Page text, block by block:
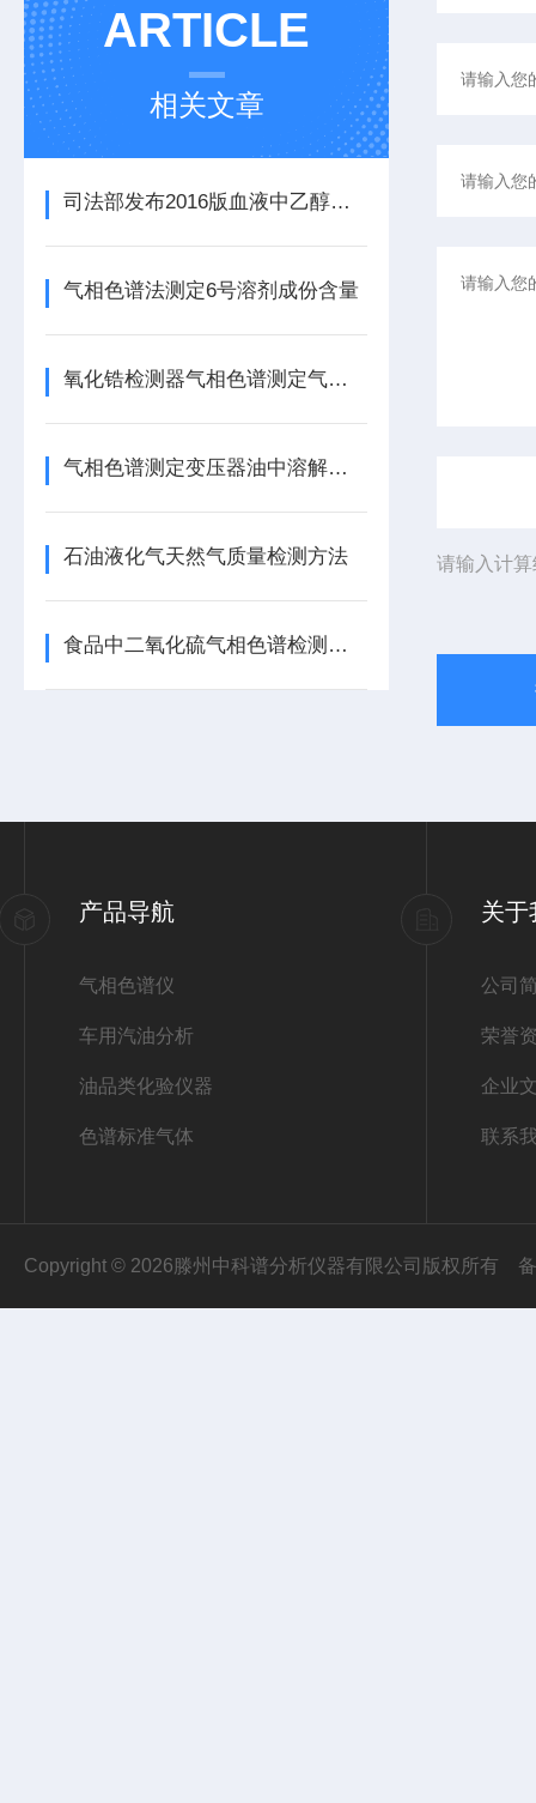
ARTICLE
相关文章
司法部发布2016版血液中乙醇的测定顶空气相色谱法
气相色谱法测定6号溶剂成份含量
氧化锆检测器气相色谱测定气体中微量氢、氧、甲烷、一氧化碳含量
气相色谱测定变压器油中溶解气体含量
石油液化气天然气质量检测方法
食品中二氧化硫气相色谱检测方法
请输入计
产品导航
气相色谱仪
车用汽油分析
油品类化验仪器
色谱标准气体
关于
公司
荣誉
企业
联系
Copyright © 2026滕州中科谱分析仪器有限公司版权所有